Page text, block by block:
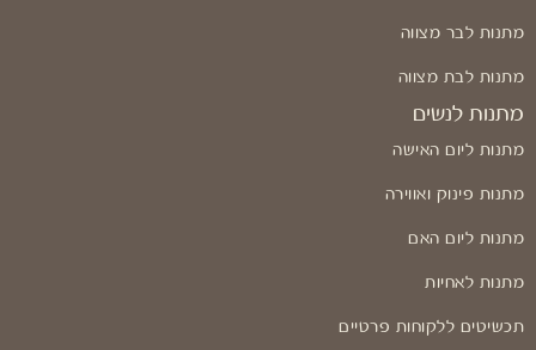
מתנות לבר מצווה
מתנות לבת מצווה
מתנות לנשים
מתנות ליום האישה
מתנות פינוק ואווירה
מתנות ליום האם
מתנות לאחיות
תכשיטים ללקוחות פרטיים